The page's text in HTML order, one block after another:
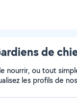
de
nourrir, ou tout
les profils de